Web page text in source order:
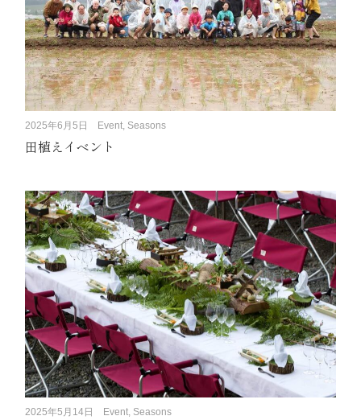
2025年6月5日 Event, Seasons
田植えイベント
2025年5月14日 Event, Seasons